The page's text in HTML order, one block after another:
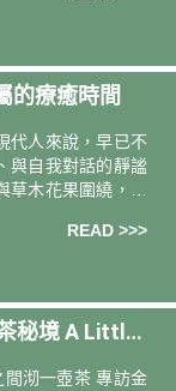
的療癒時間
代人來說，早已不
與自我對話的靜謐
木花果圍繞，彷
READ >>>
秘境 A Little
沏一壺茶 專訪金